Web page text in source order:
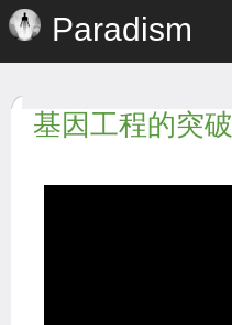
Paradism
基因工程的突